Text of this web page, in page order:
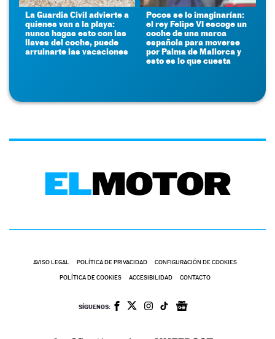
La Guardia Civil advierte a
quienes van a la playa:
nunca hagas esto con las
llaves del coche, puede
arruinarte las vacaciones
Pocos se lo imaginarían:
el rey Felipe VI escoge un
coche de una marca
española para moverse
por Palma de Mallorca y
esto es lo que cuesta
AVISO LEGAL POLÍTICA DE PRIVACIDAD CONFIGURACIÓN DE COOKIES
POLÍTICA DE COOKIES ACCESIBILIDAD CONTACTO
SÍGUENOS: